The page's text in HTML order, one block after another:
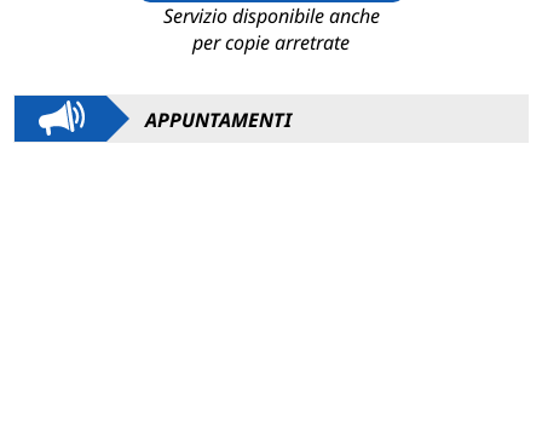
Servizio disponibile anche
per copie arretrate
APPUNTAMENTI